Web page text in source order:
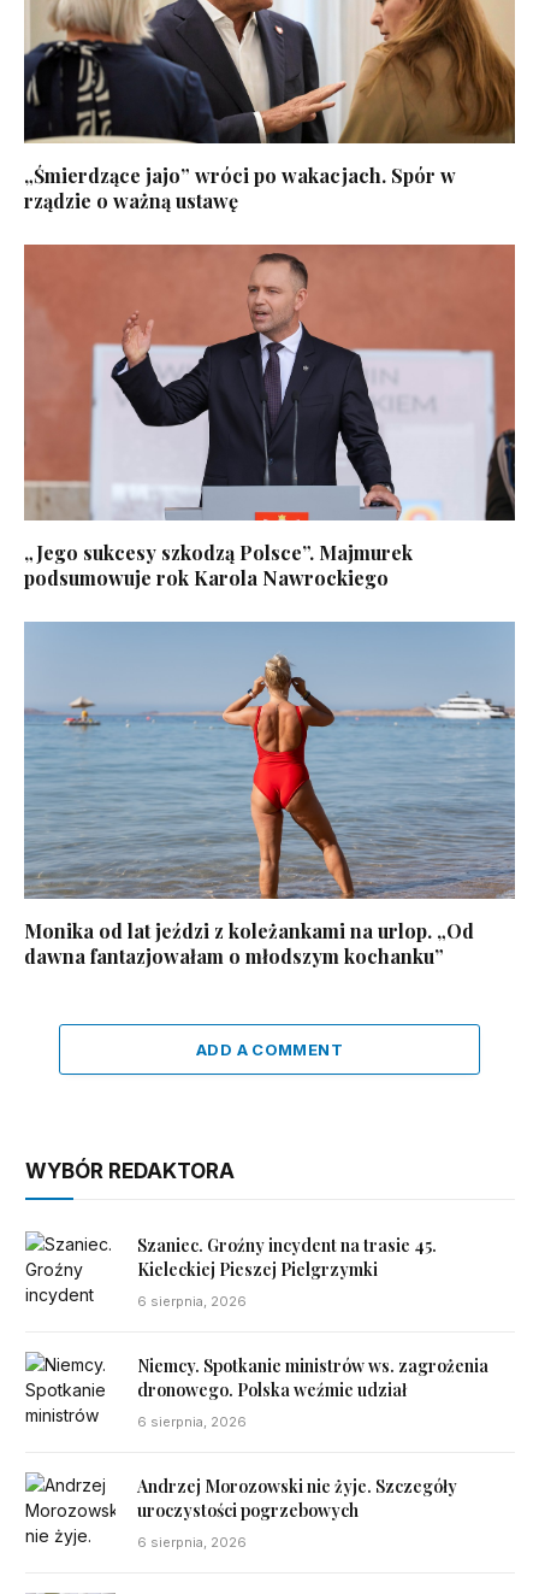
„Śmierdzące jajo” wróci po wakacjach. Spór w
rządzie o ważną ustawę
„Jego sukcesy szkodzą Polsce”. Majmurek
podsumowuje rok Karola Nawrockiego
Monika od lat jeździ z koleżankami na urlop. „Od
dawna fantazjowałam o młodszym kochanku”
ADD A COMMENT
WYBÓR REDAKTORA
Szaniec. Groźny incydent na trasie 45.
Kieleckiej Pieszej Pielgrzymki
6 sierpnia, 2026
Niemcy. Spotkanie ministrów ws. zagrożenia
dronowego. Polska weźmie udział
6 sierpnia, 2026
Andrzej Morozowski nie żyje. Szczegóły
uroczystości pogrzebowych
6 sierpnia, 2026